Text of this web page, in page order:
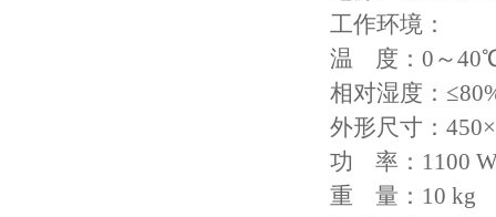
工作环境：
温 度：0～
相对湿度：
外形尺寸：
功 率：1100
重 量：10 kg